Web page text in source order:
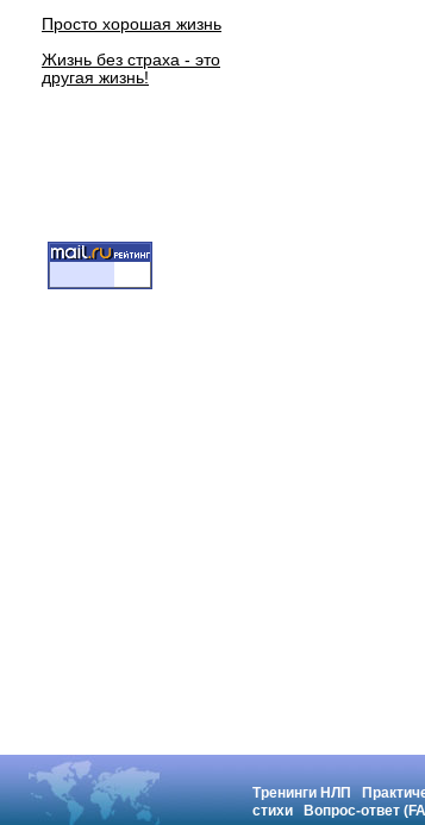
Просто хорошая жизнь
Жизнь без страха - это
другая жизнь!
Тренинги НЛП
стихи
Вопрос-ответ